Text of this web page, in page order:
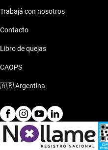
Trabajá con nosotros
Contacto
Libro de quejas
CAOPS
🇦🇷Argentina